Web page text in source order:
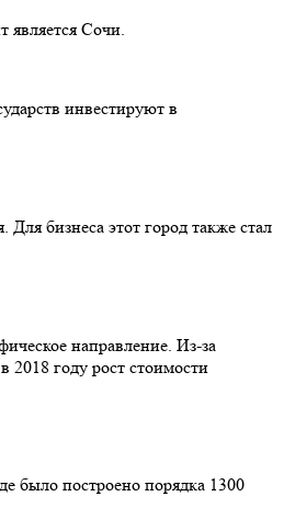
является Сочи.
инвестируют в
бизнеса этот город также стал
направление. Из-за
2018 году рост стоимости
было построено порядка 1300